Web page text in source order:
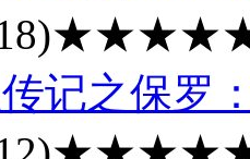
记之保罗